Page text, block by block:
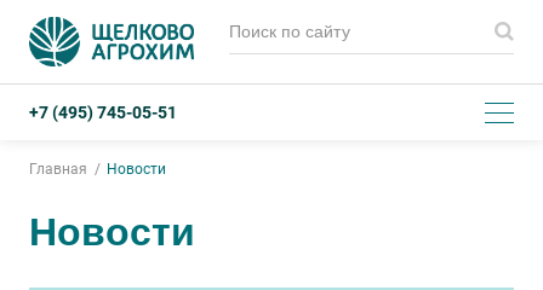
+7 (495) 745-05-51
Главная Новости
Новости